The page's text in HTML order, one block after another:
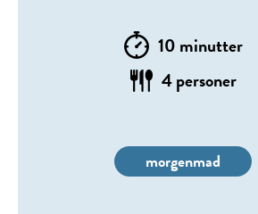
10 minutter
4 personer
morgenmad